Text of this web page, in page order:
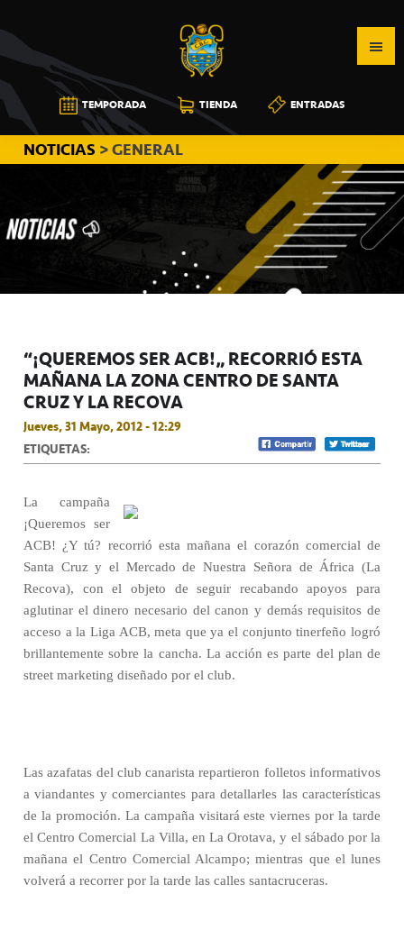
a
la
navegación
principal
al
contenido
principal
a
la
barra
lateral
principal
CB
CANARIAS
TEMPORADA TIENDA ENTRADAS
NOTICIAS > GENERAL
“¡QUEREMOS SER ACB!” RECORRIÓ ESTA
MAÑANA LA ZONA CENTRO DE SANTA
CRUZ Y LA RECOVA
Jueves, 31 Mayo, 2012 - 12:29
ETIQUETAS:
La campaña
¡Queremos ser
ACB! ¿Y tú? recorrió esta mañana el corazón comercial de
Santa Cruz y el Mercado de Nuestra Señora de África (La
Recova), con el objeto de seguir recabando apoyos para
aglutinar el dinero necesario del canon y demás requisitos de
acceso a la Liga ACB, meta que ya el conjunto tinerfeño logró
brillantemente sobre la cancha. La acción es parte del plan de
street marketing diseñado por el club.
Las azafatas del club canarista repartieron folletos informativos
a viandantes y comerciantes para detallarles las características
de la promoción. La campaña visitará este viernes por la tarde
el Centro Comercial La Villa, en La Orotava, y el sábado por la
mañana el Centro Comercial Alcampo; mientras que el lunes
volverá a recorrer por la tarde las calles santacruceras.